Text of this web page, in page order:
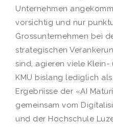
Unternehmen
vorsichtig und nur
Grossunternehmen bei
strategischen
sind, agieren viele
KMU bislang lediglich
Ergebnisse der «AI
gemeinsam vom
und der Hochschule